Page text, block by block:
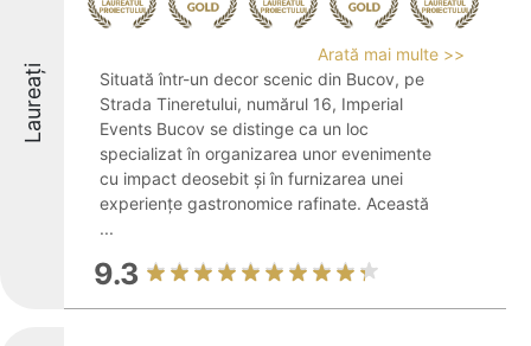
Laureați
Arată mai multe >>
Situată într-un decor scenic din Bucov, pe
Strada Tineretului, numărul 16, Imperial
Events Bucov se distinge ca un loc
specializat în organizarea unor evenimente
cu impact deosebit și în furnizarea unei
experiențe gastronomice rafinate. Această
...
9.3